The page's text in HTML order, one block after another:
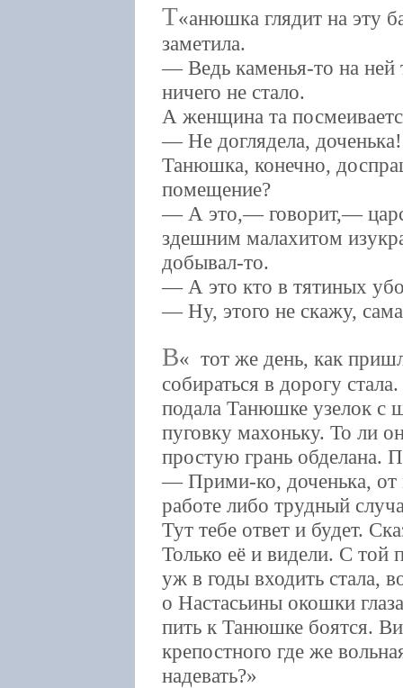
Т анюшка глядит на эту
заметила.
— Ведь каменья-то на
ничего не стало.
А женщина та
— Не доглядела,
Танюшка, конечно,
помещение?
— А это,— говорит,—
здешним малахитом
добывал-то.
— А это кто в тятиных
— Ну, этого не скажу,
В
тот же день, как
собираться в дорогу
подала Танюшке узелок с
пуговку махоньку. То ли
простую грань обделана.
— Прими-ко, доченька, от
работе либо трудный
Тут тебе ответ и будет.
Только её и видели. С той
уж в годы входить стала,
о Настасьины окошки
пить к Танюшке боятся.
крепостного где же
надевать?